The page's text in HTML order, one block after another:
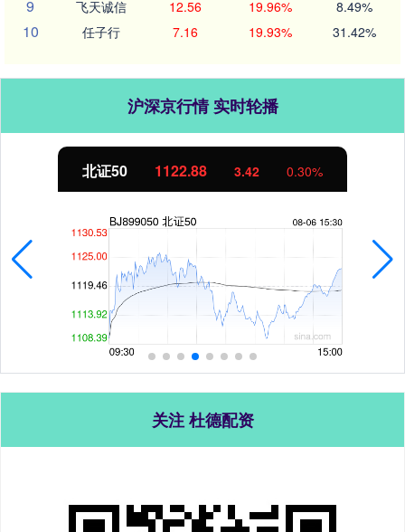
9 飞天诚信 12.56 19.96% 8.49%
10 任子行 7.16 19.93% 31.42%
沪深京行情 实时轮播
北证50 1122.88 3.42 0.30%
关注 杜德配资